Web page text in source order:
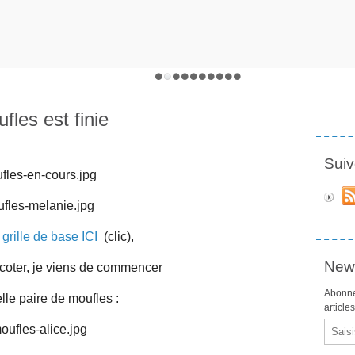
est finie
de base ICI (clic),
je viens de commencer
paire de moufles :
Email